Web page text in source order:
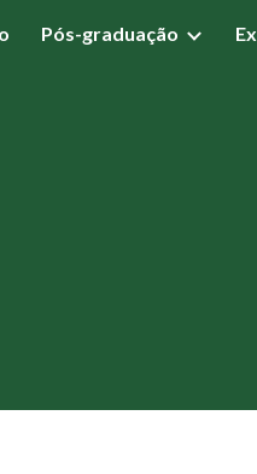
to navigation
Pós-graduação